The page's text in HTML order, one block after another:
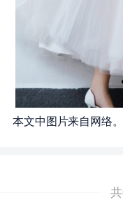
本文中图片来自网络